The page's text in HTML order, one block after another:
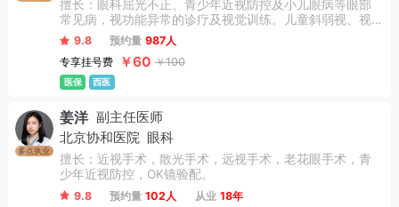
擅长：眼科屈光不正、青少年近视防控及小儿眼病等眼部
常见病，视功能异常的诊疗及视觉训练。儿童斜弱视、视
功能异常引起的阅读障碍等小儿眼病；眼干涩、异物感、
眼痒、眼痛等眼部感觉异常问题的相关眼病；眼部红肿、
眼睑下垂、眼睑内外翻等眼睑病；独立完成眼外科常规手
术：翼状胬肉切除术、眼睑肿物切除术，眼睑松弛皮肤去
9.8 预约量 987人
专享挂号费
￥60 ￥100
医保 西医
多点执业
姜洋 副主任医师
北京协和医院
眼科
擅长：近视手术，散光手术，远视手术，老花眼手术，青
少年近视防控，OK镜验配。
9.8 预约量 102人 从业 18年